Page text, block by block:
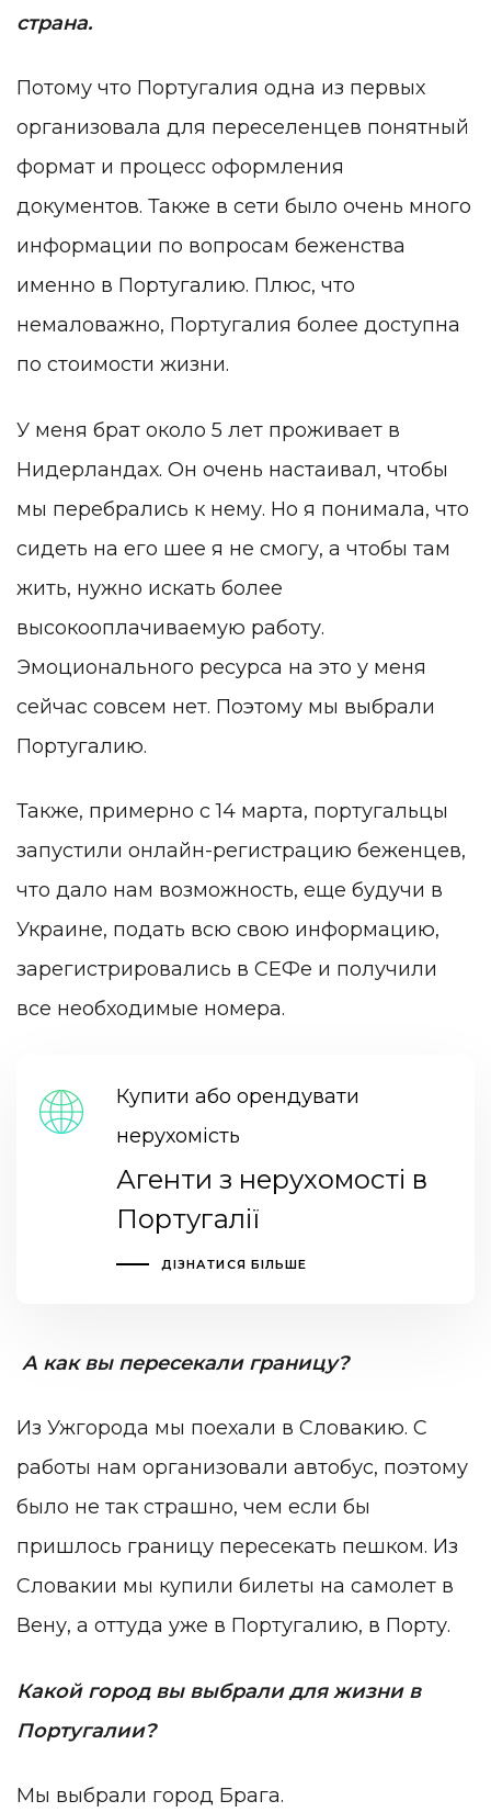
страна.
Потому что Португалия одна из первых
организовала для переселенцев понятный
формат и процесс оформления
документов. Также в сети было очень много
информации по вопросам беженства
именно в Португалию. Плюс, что
немаловажно, Португалия более доступна
по стоимости жизни.
У меня брат около 5 лет проживает в
Нидерландах. Он очень настаивал, чтобы
мы перебрались к нему. Но я понимала, что
сидеть на его шее я не смогу, а чтобы там
жить, нужно искать более
высокооплачиваемую работу.
Эмоционального ресурса на это у меня
сейчас совсем нет. Поэтому мы выбрали
Португалию.
Также, примерно с 14 марта, португальцы
запустили онлайн-регистрацию беженцев,
что дало нам возможность, еще будучи в
Украине, подать всю свою информацию,
зарегистрировались в СЕФе и получили
все необходимые номера.
Купити або орендувати
нерухомість
Агенти з нерухомості в
Португалії
ДІЗНАТИСЯ БІЛЬШЕ
А как вы пересекали границу?
Из Ужгорода мы поехали в Словакию. С
работы нам организовали автобус, поэтому
было не так страшно, чем если бы
пришлось границу пересекать пешком. Из
Словакии мы купили билеты на самолет в
Вену, а оттуда уже в Португалию, в Порту.
Какой город вы выбрали для жизни в
Португалии?
Мы выбрали город Брага.